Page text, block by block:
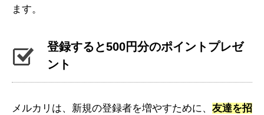
ます。
登録すると500円分のポイントプレゼ
ント
メルカリは、新規の登録者を増やすために、 友達を招